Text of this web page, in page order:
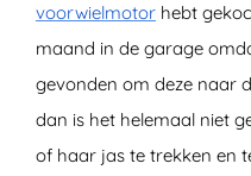
voorwielmotor hebt
maand in de garage
gevonden om deze naar
dan is het helemaal niet
of haar jas te trekken en